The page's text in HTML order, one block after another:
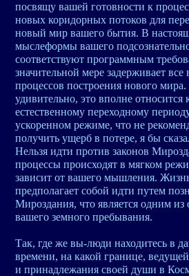
посвящу вашей готовности к
новых коридорных потоков для
новый мир вашего бытия. В
мыслеформы вашего
соответствуют программным
значительной мере задерживает
процессов построения нового
удивительно, это вполне относится
естественному переходному
ускоренном режиме, что не
получить ущерб в потере, я бы
Нельзя идти против законов
процессы происходят в мягком
зависит от вашего мышления.
предполагает собой идти путем
Мироздания, что является одним
вашего земного пребывания.
Так, где же вы-люди находитесь в
времени, на какой границе,
и принадлежания своей души в